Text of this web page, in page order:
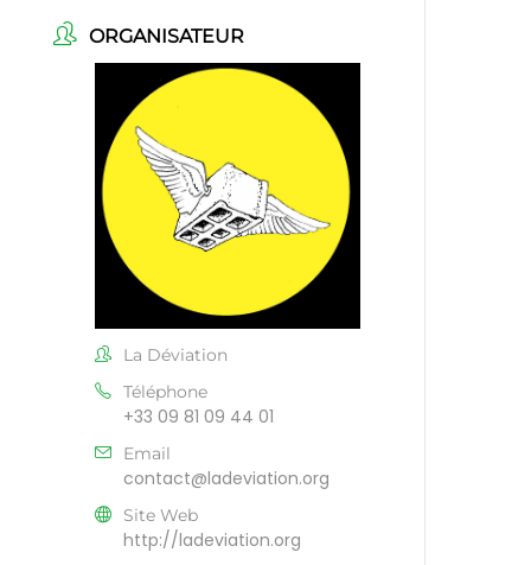
ORGANISATEUR
La Déviation
Téléphone
+33 09 81 09 44 01
Email
contact@ladeviation.org
Site Web
http://ladeviation.org